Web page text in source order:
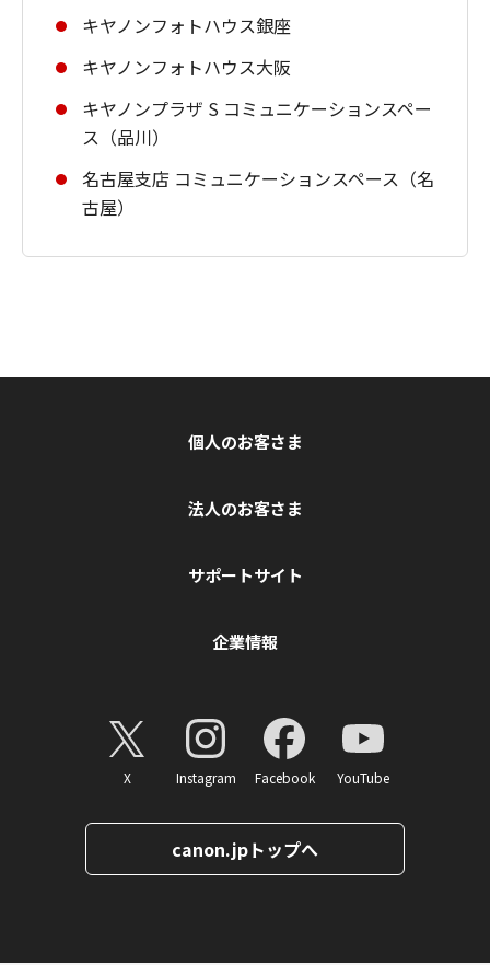
キヤノンフォトハウス銀座
キヤノンフォトハウス大阪
キヤノンプラザ S コミュニケーションスペー
ス（品川）
名古屋支店 コミュニケーションスペース（名
古屋）
個人のお客さま
法人のお客さま
サポートサイト
企業情報
X Instagram Facebook YouTube
canon.jpトップへ